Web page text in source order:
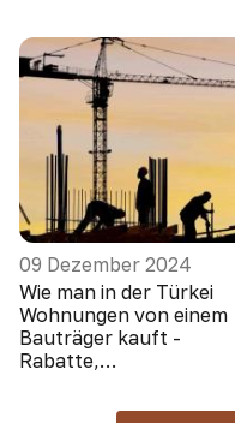
09 Dezember 2024
Wie man in der Türkei
Wohnungen von einem
Bauträger kauft -
Rabatte,